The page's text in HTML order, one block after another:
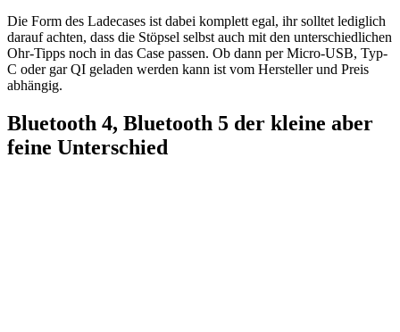
Die Form des Ladecases ist dabei komplett egal, ihr solltet lediglich
darauf achten, dass die Stöpsel selbst auch mit den unterschiedlichen
Ohr-Tipps noch in das Case passen. Ob dann per Micro-USB, Typ-
C oder gar QI geladen werden kann ist vom Hersteller und Preis
abhängig.
Bluetooth 4, Bluetooth 5 der kleine aber
feine Unterschied